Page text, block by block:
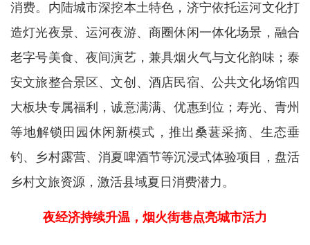
消费。内陆城市深挖本土特色，济宁依托运河文化打
造灯光夜景、运河夜游、商圈休闲一体化场景，融合
老字号美食、夜间演艺，兼具烟火气与文化韵味；泰
安文旅整合景区、文创、酒店民宿、公共文化场馆四
大板块专属福利，诚意满满、优惠到位；寿光、青州
等地解锁田园休闲新模式，推出桑葚采摘、生态垂
钓、乡村露营、消夏啤酒节等沉浸式体验项目，盘活
乡村文旅资源，激活县域夏日消费潜力。
夜经济持续升温，烟火街巷点亮城市活力